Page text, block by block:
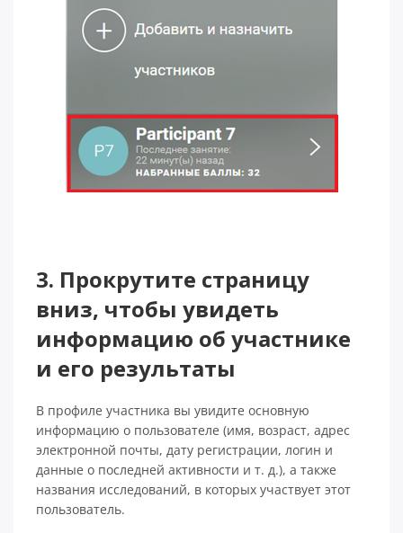
3. Прокрутите страницу
вниз, чтобы увидеть
информацию об участнике
и его результаты
В профиле участника вы увидите основную
информацию о пользователе (имя, возраст, адрес
электронной почты, дату регистрации, логин и
данные о последней активности и т. д.), а также
названия исследований, в которых участвует этот
пользователь.